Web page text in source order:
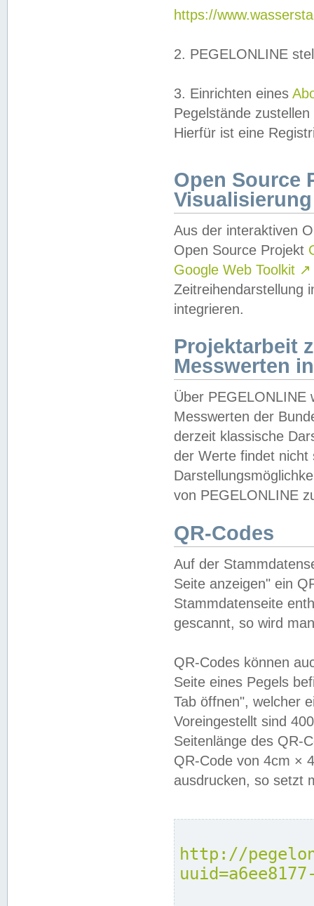
https://
2. PEGELONLINE
3. Einrichten eines
Pegelstände
Hierfür ist eine
Open Source
Visualisierung
Aus der interaktiven
Open Source Projekt
Google Web Toolkit ↗
Zeitreihendarstellung
integrieren.
Projektarbeit
Messwerten
Über PEGELONLINE
Messwerten der
derzeit klassische
der Werte findet
von PEGELONLINE
QR-Codes
Auf der
Seite anzeigen" ein
Stammdatenseite
gescannt, so wird
QR-Codes können
Seite eines Pegels
Tab öffnen", welcher
Voreingestellt sind
Seitenlänge des QR-
QR-Code von 4cm ×
ausdrucken, so setzt
http://